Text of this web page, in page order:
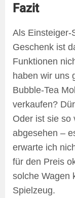
Fazit
Als Einsteiger-
Geschenk ist
Funktionen
haben wir uns
Bubble-Tea
verkaufen?
Oder ist sie so
abgesehen –
erwarte ich
für den Preis
solche Wagen
Spielzeug.